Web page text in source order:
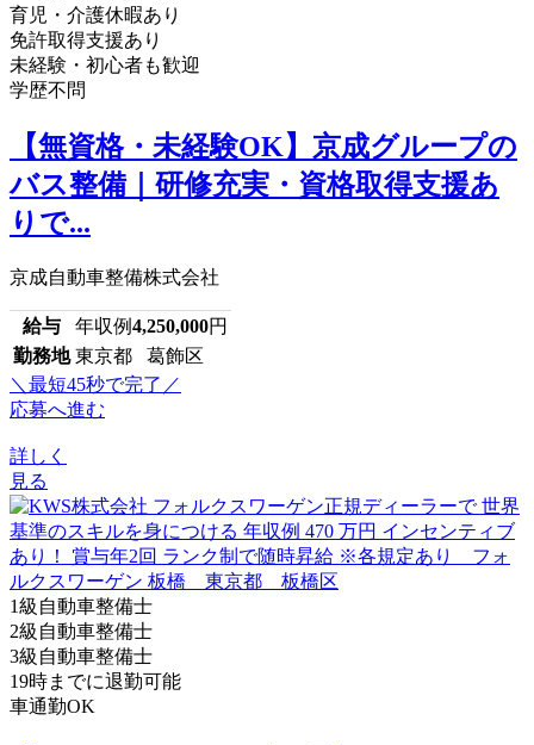
育児・介護休暇あり
免許取得支援あり
未経験・初心者も歓迎
学歴不問
【無資格・未経験OK】京成グループの
バス整備｜研修充実・資格取得支援あ
りで...
京成自動車整備株式会社
給与 年収例4,250,000円
勤務地 東京都 葛飾区
＼最短45秒で完了／
応募へ進む
詳しく
見る
1級自動車整備士
2級自動車整備士
3級自動車整備士
19時までに退勤可能
車通勤OK